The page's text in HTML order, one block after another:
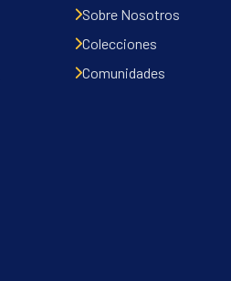
Sobre Nosotros
Colecciones
Comunidades